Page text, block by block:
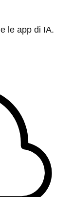
le app di IA.